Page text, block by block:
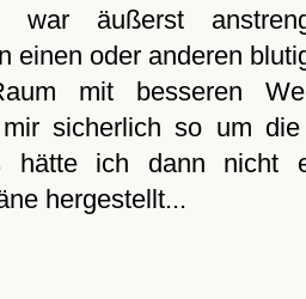
war äußerst
einen oder anderen
mit besseren
sicherlich so um
hätte ich dann nicht
hergestellt...